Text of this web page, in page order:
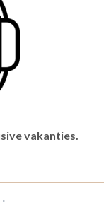
vakanties.